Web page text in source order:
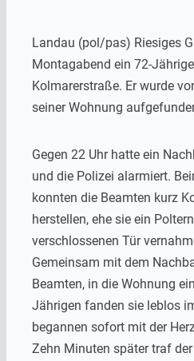
Landau (pol/pas) Riesiges
Montagabend ein 72-
Kolmarerstraße. Er wurde
seiner Wohnung
Gegen 22 Uhr hatte ein
und die Polizei alarmiert.
konnten die Beamten kurz
herstellen, ehe sie ein
verschlossenen Tür
Gemeinsam mit dem
Beamten, in die Wohnung
Jährigen fanden sie leblos
begannen sofort mit der
Zehn Minuten später traf